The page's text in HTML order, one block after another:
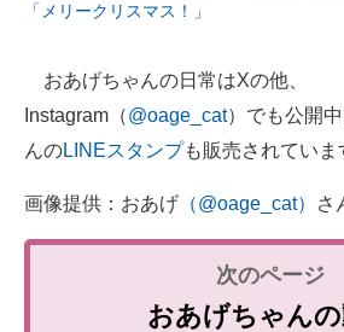
「メリークリスマス！」
おあげちゃんの日常はXの他、
Instagram（@oage_cat）でも公開
んのLINEスタンプも販売されていま
画像提供：おあげ （@oage_cat） さ
おあげちゃん